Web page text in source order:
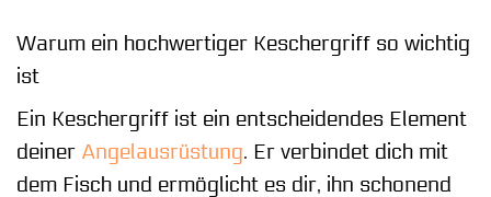
Warum ein hochwertiger Keschergriff so wichtig
ist
Ein Keschergriff ist ein entscheidendes Element
deiner Angelausrüstung. Er verbindet dich mit
dem Fisch und ermöglicht es dir, ihn schonend